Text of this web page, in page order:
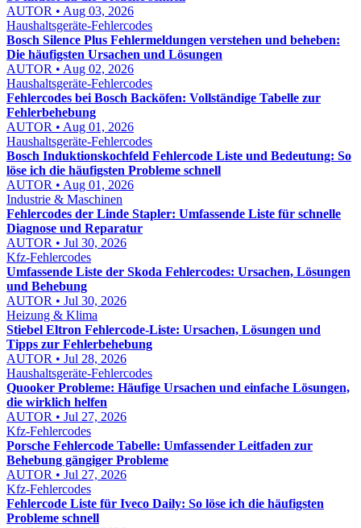
AUTOR • Aug 03, 2026
Haushaltsgeräte-Fehlercodes
Bosch Silence Plus Fehlermeldungen verstehen und beheben:
Die häufigsten Ursachen und Lösungen
AUTOR • Aug 02, 2026
Haushaltsgeräte-Fehlercodes
Fehlercodes bei Bosch Backöfen: Vollständige Tabelle zur
Fehlerbehebung
AUTOR • Aug 01, 2026
Haushaltsgeräte-Fehlercodes
Bosch Induktionskochfeld Fehlercode Liste und Bedeutung: So
löse ich die häufigsten Probleme schnell
AUTOR • Aug 01, 2026
Industrie & Maschinen
Fehlercodes der Linde Stapler: Umfassende Liste für schnelle
Diagnose und Reparatur
AUTOR • Jul 30, 2026
Kfz-Fehlercodes
Umfassende Liste der Skoda Fehlercodes: Ursachen, Lösungen
und Behebung
AUTOR • Jul 30, 2026
Heizung & Klima
Stiebel Eltron Fehlercode-Liste: Ursachen, Lösungen und
Tipps zur Fehlerbehebung
AUTOR • Jul 28, 2026
Haushaltsgeräte-Fehlercodes
Quooker Probleme: Häufige Ursachen und einfache Lösungen,
die wirklich helfen
AUTOR • Jul 27, 2026
Kfz-Fehlercodes
Porsche Fehlercode Tabelle: Umfassender Leitfaden zur
Behebung gängiger Probleme
AUTOR • Jul 27, 2026
Kfz-Fehlercodes
Fehlercode Liste für Iveco Daily: So löse ich die häufigsten
Probleme schnell